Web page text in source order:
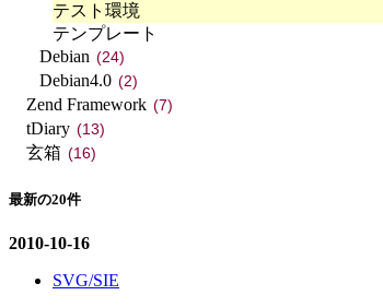
テスト環境
テンプレート
Debian (24)
Debian4.0 (2)
Zend Framework (7)
tDiary (13)
玄箱 (16)
最新の20件
2010-10-16
SVG/SIE